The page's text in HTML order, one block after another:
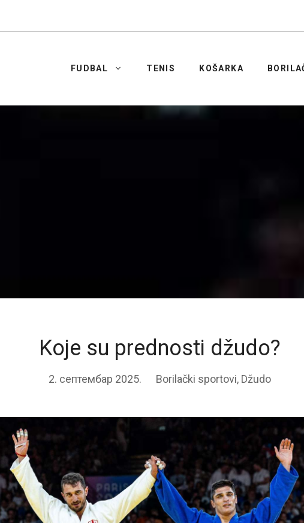
FUDBAL TENIS KOŠARKA
Koje su prednosti džudo?
2. септембар 2025. Borilački sportovi, Džudo